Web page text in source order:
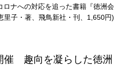
ロナへの対応を追った書籍『徳洲会
里子・著、飛鳥新社・刊、1,650円)
催 趣向を凝らした徳洲